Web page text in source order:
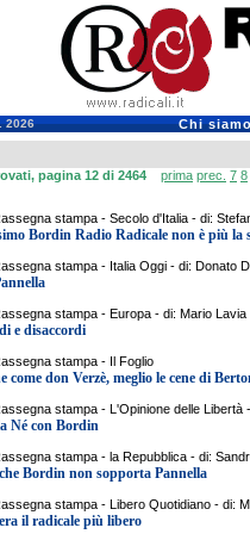
2026 Chi
pagina 12 di 2464 prima prec. 7 8
stampa - Secolo d'Italia - di:
Bordin Radio Radicale non è più la
stampa - Italia Oggi - di: Donato
stampa - Europa - di: Mario Lavia
e disaccordi
stampa - Il Foglio
come don Verzè, meglio le cene di
stampa - L'Opinione delle Libertà
Né con Bordin
stampa - la Repubblica - di:
Bordin non sopporta Pannella
stampa - Libero Quotidiano - di:
il radicale più libero